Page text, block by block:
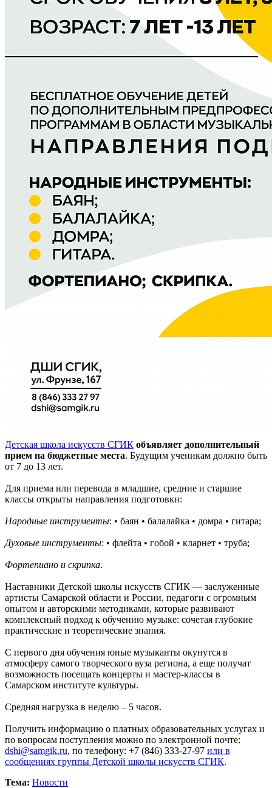
Детская школа искусств СГИК объявляет дополнительный
прием на бюджетные места. Будущим ученикам должно быть
от 7 до 13 лет.
Для приема или перевода в младшие, средние и старшие
классы открыты направления подготовки:
Народные инструменты: • баян • балалайка • домра • гитара;
Духовые инструменты: • флейта • гобой • кларнет • труба;
Фортепиано и скрипка.
Наставники Детской школы искусств СГИК — заслуженные
артисты Самарской области и России, педагоги с огромным
опытом и авторскими методиками, которые развивают
комплексный подход к обучению музыке: сочетая глубокие
практические и теоретические знания.
С первого дня обучения юные музыканты окунутся в
атмосферу самого творческого вуза региона, а еще получат
возможность посещать концерты и мастер-классы в
Самарском институте культуры.
Средняя нагрузка в неделю – 5 часов.
Получить информацию о платных образовательных услугах и
по вопросам поступления можно по электронной почте:
dshi@samgik.ru, по телефону: +7 (846) 333-27-97 или в
сообщениях группы Детской школы искусств СГИК.
Тема: Новости